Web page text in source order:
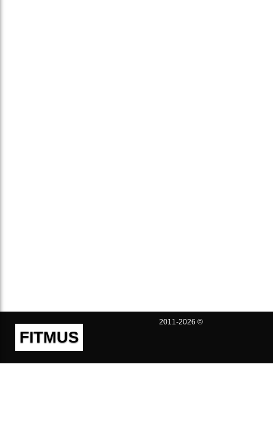
FITMUS
2011-2026 ©